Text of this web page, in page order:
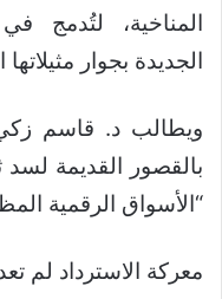
المناخية، لتُدمج
الجديدة بجوار
ويطالب د. قاسم
بالقصور القديمة لسد
“الأسواق الرقمية
معركة الاسترداد لم